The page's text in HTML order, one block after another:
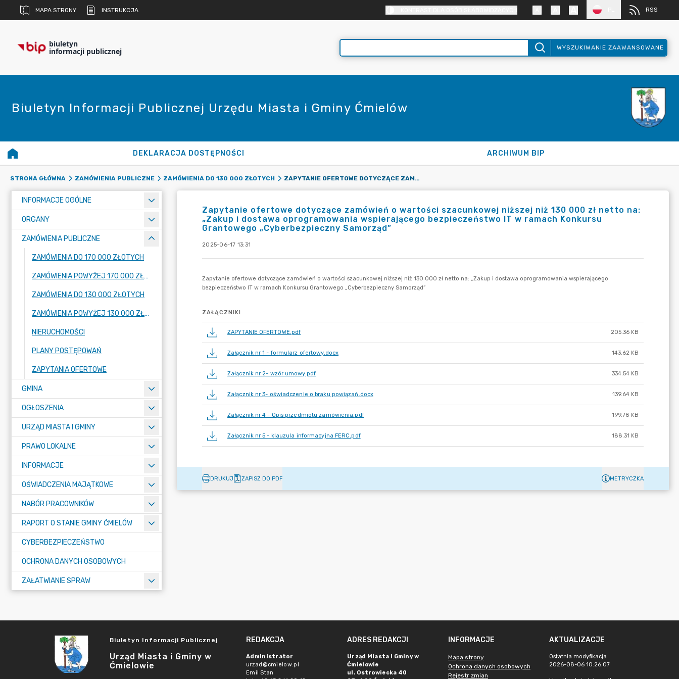
MAPA STRONY INSTRUKCJA RSS
biuletyn
informacji publicznej WYSZUKIWANIE ZAAWANSOWANE
Biuletyn Informacji Publicznej Urzędu Miasta i Gminy Ćmielów
DEKLARACJA DOSTĘPNOŚCI ARCHIWUM BIP
STRONA GŁÓWNA ZAMÓWIENIA PUBLICZNE ZAMÓWIENIA DO 130 000 ZŁOTYCH ZAPYTANIE OFERTOWE DOTYCZĄCE ZAMÓWIEŃ O WARTOŚCI SZACUNKOWEJ NIŻSZEJ NIŻ 130 000 ZŁ NETTO NA: „ZAKUP I DOSTAWA OPROGRAMOWANIA WSPIERAJĄCEGO BEZPIECZEŃSTWO IT W RAMACH KONKURSU GRANTOWEGO „CYBERBEZPIECZNY SAMORZĄD”
INFORMACJE OGÓLNE
ORGANY
ZAMÓWIENIA PUBLICZNE
ZAMÓWIENIA DO 170 000 ZŁOTYCH
ZAMÓWIENIA POWYŻEJ 170 000 ZŁOTYCH
ZAMÓWIENIA DO 130 000 ZŁOTYCH
ZAMÓWIENIA POWYŻEJ 130 000 ZŁOTYCH
NIERUCHOMOŚCI
PLANY POSTĘPOWAŃ
ZAPYTANIA OFERTOWE
GMINA
OGŁOSZENIA
URZĄD MIASTA I GMINY
PRAWO LOKALNE
INFORMACJE
OŚWIADCZENIA MAJĄTKOWE
NABÓR PRACOWNIKÓW
RAPORT O STANIE GMINY ĆMIELÓW
CYBERBEZPIECZEŃSTWO
OCHRONA DANYCH OSOBOWYCH
ZAŁATWIANIE SPRAW
Zapytanie ofertowe dotyczące zamówień o wartości szacunkowej niższej niż 130 000 zł netto na:
„Zakup i dostawa oprogramowania wspierającego bezpieczeństwo IT w ramach Konkursu
Grantowego „Cyberbezpieczny Samorząd”
2025-06-17 13:31
ZAŁĄCZNIKI
ZAPYTANIE OFERTOWE.pdf 205.36 KB
Załącznik nr 1 - formularz ofertowy.docx 143.62 KB
Załącznik nr 2- wzór umowy.pdf 334.54 KB
Załącznik nr 3- oświadczenie o braku powiązań.docx 139.64 KB
Załącznik nr 4 - Opis przedmiotu zamówienia.pdf 199.78 KB
Załącznik nr 5 - klauzula informacyjna FERC.pdf 188.31 KB
DRUKUJ ZAPISZ DO PDF METRYCZKA
Biuletyn Informacji Publicznej
Urząd Miasta i Gminy w
Ćmielowie
REDAKCJA
Administrator
urzad@cmielow.pl
Emil Stan
ADRES REDAKCJI
Urząd Miasta i Gminy w
Ćmielowie
ul. Ostrowiecka 40
INFORMACJE
Mapa strony
Ochrona danych osobowych
Rejestr zmian
AKTUALIZACJE
Ostatnia modyfikacja
2026-08-06 10:26:07